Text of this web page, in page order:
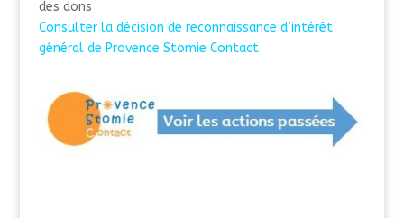
des dons
Consulter la décision de reconnaissance d’intérêt
général de Provence Stomie Contact